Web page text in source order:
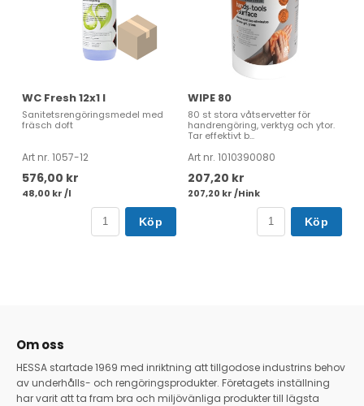
WC Fresh 12x1 l
Sanitetsrengöringsmedel med
fräsch doft
Art nr. 1057-12
576,00 kr
48,00 kr /l
Köp
WIPE 80
80 st stora våtservetter för
handrengöring, verktyg och ytor.
Tar effektivt b...
Art nr. 1010390080
207,20 kr
207,20 kr /Hink
Köp
Om oss
HESSA startade 1969 med inriktning att tillgodose industrins behov
av underhålls- och rengöringsprodukter. Företagets inställning
har varit att ta fram bra och miljövänliga produkter till lägsta